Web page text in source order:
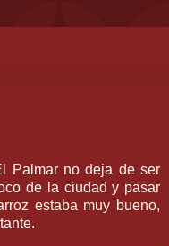
Palmar no deja de ser
de la ciudad y pasar
estaba muy bueno,